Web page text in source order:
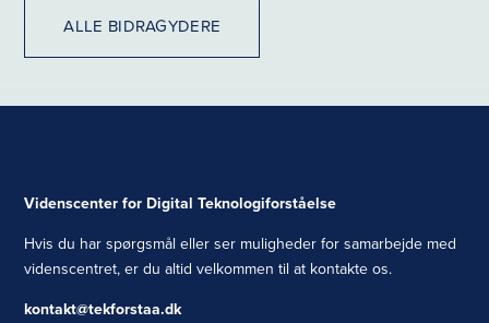
ALLE BIDRAGYDERE
Videnscenter for Digital Teknologiforståelse
Hvis du har spørgsmål eller ser muligheder for samarbejde med
videnscentret, er du altid velkommen til at kontakte os.
kontakt@tekforstaa.dk